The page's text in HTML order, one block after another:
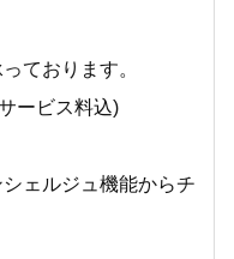
ております。
ービス料込)
ェルジュ機能からチ